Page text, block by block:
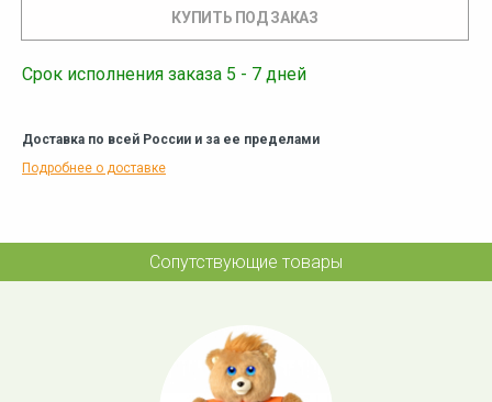
Срок исполнения заказа 5 - 7 дней
Доставка по всей России и за ее пределами
Подробнее о доставке
Сопутствующие товары